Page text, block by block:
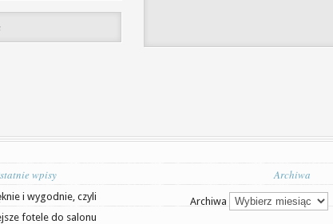
wpisy
i wygodnie, czyli
fotele do salonu
Archiwa
Archiwa